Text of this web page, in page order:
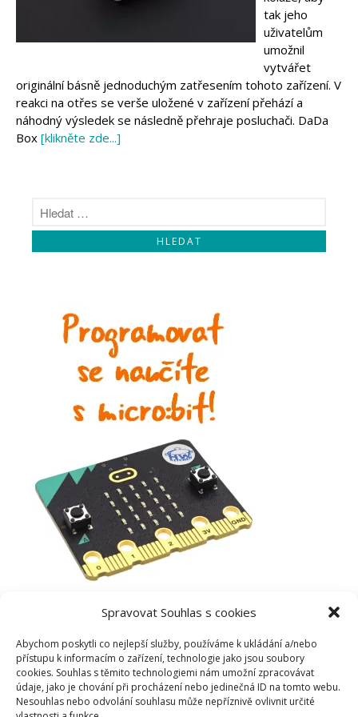
Spravovat Souhlas s cookies
Abychom poskytli co nejlepší služby, používáme k ukládání a/nebo
přístupu k informacím o zařízení, technologie jako jsou soubory
cookies. Souhlas s těmito technologiemi nám umožní zpracovávat
údaje, jako je chování při procházení nebo jedinečná ID na tomto webu.
Nesouhlas nebo odvolání souhlasu může nepříznivě ovlivnit určité
tak jeho
uživatelům
umožnil
vytvářet
originální básně jednoduchým zatřesením tohoto zařízení. V
reakci na otřes se verše uložené v zařízení přehází a
náhodný výsledek se následně přehraje posluchači. DaDa
Box [klikněte zde...]